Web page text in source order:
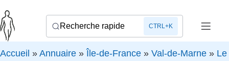
Recherche rapide CTRL+K
Accueil » Annuaire » Île-de-France » Val-de-Marne » Le